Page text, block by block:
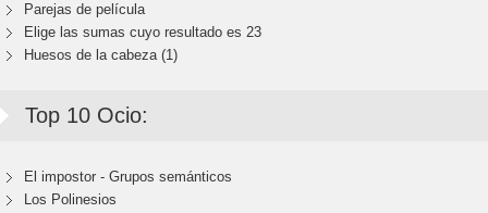
Parejas de película
Elige las sumas cuyo resultado es 23
Huesos de la cabeza (1)
Top 10 Ocio:
El impostor - Grupos semánticos
Los Polinesios